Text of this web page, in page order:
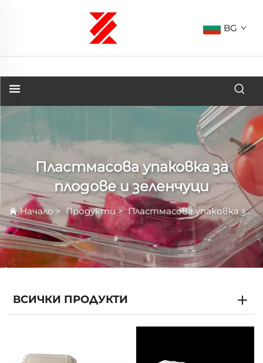
BG
Пластмасова упаковка за
плодове и зеленчуци
Начало >Продукти>Пластмасова упаковка за плодове и зеленчуци
ВСИЧКИ ПРОДУКТИ